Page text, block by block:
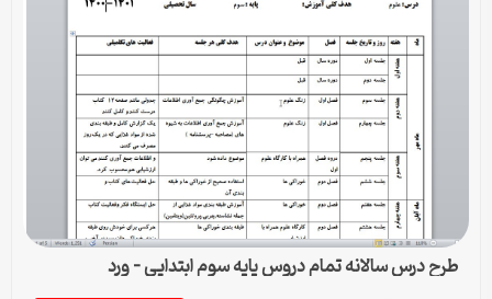
طرح درس سالانه تمام دروس پایه سوم ابتدایی – ورد